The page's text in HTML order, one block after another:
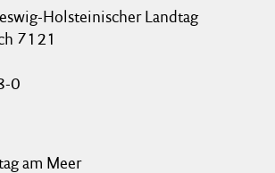
Holsteinischer Landtag
7121
0
am Meer